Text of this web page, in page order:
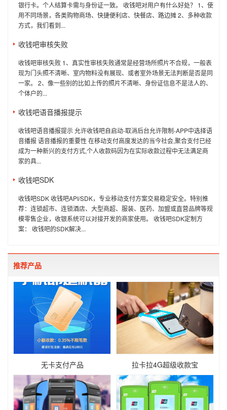
银行卡。个人结算卡需与身份证一致。 收钱吧对用户有什么好处？ 1、使
用不同场景，各类购物商场、快捷便利店、快餐店、路边摊 2、多种收款
方式，我们看到...
收钱吧审核失败
收钱吧审核失败 1、真实性审核失败通常是经营场所照片不合规，一般表
现为门头照不清晰、室内物料没有展现、或者室外场景无法判断是否是同
一家。 2、像一些别的比如上传的照片不清晰、身份证信息不是法人的、
个体户的...
收钱吧语音播报提示
收钱吧语音播报提示 允许收钱吧自启动-取消后台允许限制-APP中选择语
音播报 语音播报的重要性 在移动支付高度发达的当今社会,聚合支付已经
成为一种新兴的支付方式,个人收款码因为在实际收款过程中无法满足商
家的具...
收钱吧SDK
收钱吧SDK 收钱吧API/SDK，专业移动支付方案交易稳定安全。特别推
荐：连锁超市、连锁酒店、大型商超、服装、医药、加盟或直营品牌等规
模零售企业，收银系统可以对接开发的商家使用。 收钱吧SDK定制方
案： 收钱吧的SDK解决...
推荐产品
无卡支付产品 拉卡拉4G超级收款宝